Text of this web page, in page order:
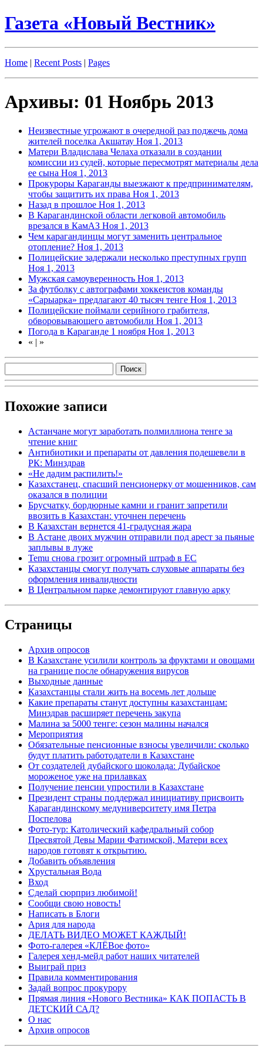
Газета «Новый Вестник»
Home | Recent Posts | Pages
Архивы: 01 Ноябрь 2013
Неизвестные угрожают в очередной раз поджечь дома
жителей поселка Акшатау Ноя 1, 2013
Матери Владислава Челаха отказали в создании
комиссии из судей, которые пересмотрят материалы дела
ее сына Ноя 1, 2013
Прокуроры Караганды выезжают к предпринимателям,
чтобы защитить их права Ноя 1, 2013
Назад в прошлое Ноя 1, 2013
В Карагандинской области легковой автомобиль
врезался в КамАЗ Ноя 1, 2013
Чем карагандинцы могут заменить центральное
отопление? Ноя 1, 2013
Полицейские задержали несколько преступных групп
Ноя 1, 2013
Мужская самоуверенность Ноя 1, 2013
За футболку с автографами хоккеистов команды
«Сарыарка» предлагают 40 тысяч тенге Ноя 1, 2013
Полицейские поймали серийного грабителя,
обворовывающего автомобили Ноя 1, 2013
Погода в Караганде 1 ноября Ноя 1, 2013
« | »
Похожие записи
Астанчане могут заработать полмиллиона тенге за
чтение книг
Антибиотики и препараты от давления подешевели в
РК: Минздрав
«Не дадим распилить!»
Казахстанец, спасший пенсионерку от мошенников, сам
оказался в полиции
Брусчатку, бордюрные камни и гранит запретили
ввозить в Казахстан: уточнен перечень
В Казахстан вернется 41-градусная жара
В Астане двоих мужчин отправили под арест за пьяные
заплывы в луже
Temu снова грозит огромный штраф в ЕС
Казахстанцы смогут получать слуховые аппараты без
оформления инвалидности
В Центральном парке демонтируют главную арку
Страницы
Архив опросов
В Казахстане усилили контроль за фруктами и овощами
на границе после обнаружения вирусов
Выходные данные
Казахстанцы стали жить на восемь лет дольше
Какие препараты станут доступны казахстанцам:
Минздрав расширяет перечень закупа
Малина за 5000 тенге: сезон малины начался
Мероприятия
Обязательные пенсионные взносы увеличили: сколько
будут платить работодатели в Казахстане
От создателей дубайского шоколада: Дубайское
мороженое уже на прилавках
Получение пенсии упростили в Казахстане
Президент страны поддержал инициативу присвоить
Карагандинскому медуниверситету имя Петра
Поспелова
Фото-тур: Католический кафедральный собор
Пресвятой Девы Марии Фатимской, Матери всех
народов готовят к открытию.
Добавить объявления
Хрустальная Вода
Вход
Сделай сюрприз любимой!
Сообщи свою новость!
Написать в Блоги
Ария для народа
ДЕЛАТЬ ВИДЕО МОЖЕТ КАЖДЫЙ!
Фото-галерея «КЛЁВое фото»
Галерея хенд-мейд работ наших читателей
Выиграй приз
Правила комментирования
Задай вопрос прокурору
Прямая линия «Нового Вестника» КАК ПОПАСТЬ В
ДЕТСКИЙ САД?
О нас
Архив опросов